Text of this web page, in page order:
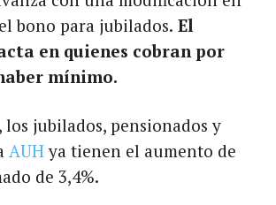
bono para jubilados. El
en quienes cobran por
mínimo.
jubilados, pensionados y
AUHya tienen el aumento de
de 3,4%.